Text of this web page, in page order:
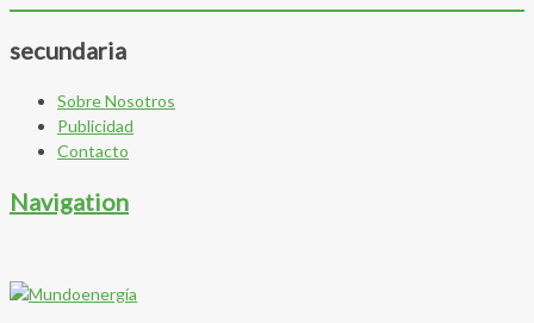
secundaria
Sobre Nosotros
Publicidad
Contacto
Navigation